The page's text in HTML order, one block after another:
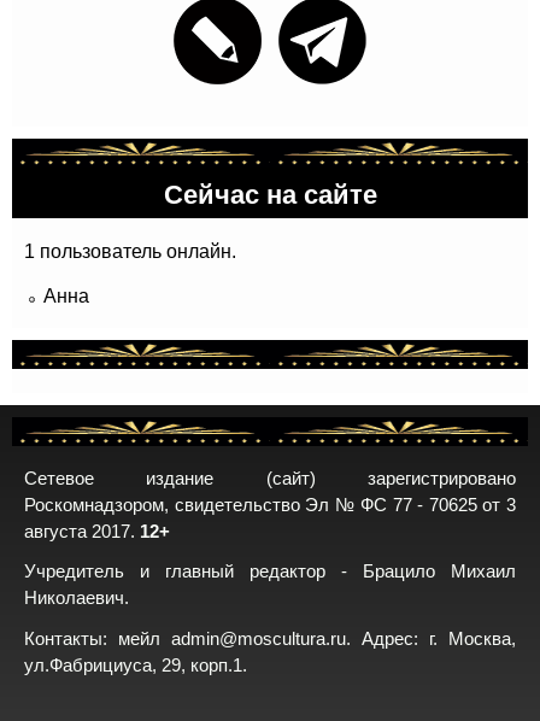
Сейчас на сайте
1 пользователь онлайн.
Анна
Сетевое издание (сайт) зарегистрировано
Роскомнадзором, свидетельство Эл № ФС 77 - 70625 от 3
августа 2017. 12+
Учредитель и главный редактор - Брацило Михаил
Николаевич.
Контакты: мейл admin@moscultura.ru. Адрес: г. Москва,
ул.Фабрициуса, 29, корп.1.